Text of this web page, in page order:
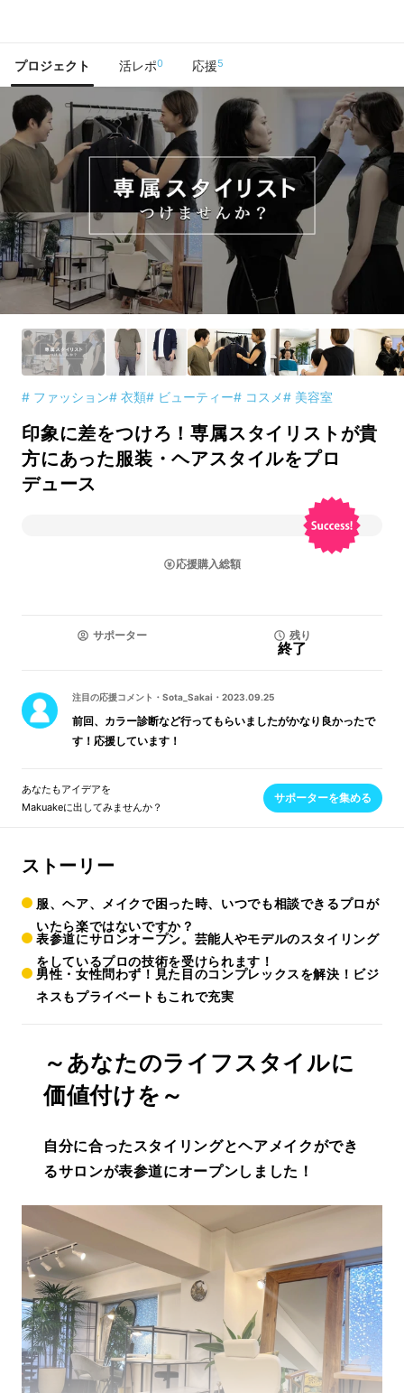
プロジェクト 活レポ0 応援5
# ファッション# 衣類# ビューティー# コスメ# 美容室
印象に差をつけろ！専属スタイリストが貴
方にあった服装・ヘアスタイルをプロ
デュース
応援購入総額
サポーター 残り
終了
注目の応援コメント ・ Sota_Sakai ・ 2023.09.25
前回、カラー診断など行ってもらいましたがかなり良かったで
す！応援しています！
あなたもアイデアを
Makuakeに出してみませんか？
サポーターを集める
ストーリー
服、ヘア、メイクで困った時、いつでも相談できるプロが
いたら楽ではないですか？
表参道にサロンオープン。芸能人やモデルのスタイリング
をしているプロの技術を受けられます！
男性・女性問わず！見た目のコンプレックスを解決！ビジ
ネスもプライベートもこれで充実
～あなたのライフスタイルに
価値付けを～
自分に合ったスタイリングとヘアメイクができ
るサロンが表参道にオープンしました！